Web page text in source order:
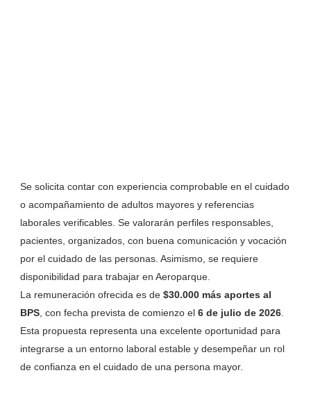
Se solicita contar con experiencia comprobable en el cuidado
o acompañamiento de adultos mayores y referencias
laborales verificables. Se valorarán perfiles responsables,
pacientes, organizados, con buena comunicación y vocación
por el cuidado de las personas. Asimismo, se requiere
disponibilidad para trabajar en Aeroparque.
La remuneración ofrecida es de $30.000 más aportes al
BPS, con fecha prevista de comienzo el 6 de julio de 2026.
Esta propuesta representa una excelente oportunidad para
integrarse a un entorno laboral estable y desempeñar un rol
de confianza en el cuidado de una persona mayor.